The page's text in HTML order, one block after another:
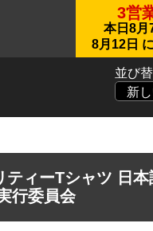
3営
本日 8月
8月12日
並び
ティーTシャツ 日
行委員会